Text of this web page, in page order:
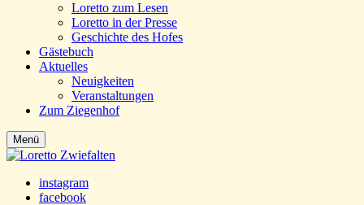
Loretto zum Lesen
Loretto in der Presse
Geschichte des Hofes
Gästebuch
Aktuelles
Neuigkeiten
Veranstaltungen
Zum Ziegenhof
Menü
instagram
facebook